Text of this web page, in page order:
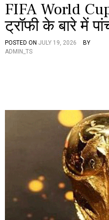
FIFA World
ट्रॉफी के बारे में
POSTED ON JULY 19, 2026
BY
ADMIN_TS